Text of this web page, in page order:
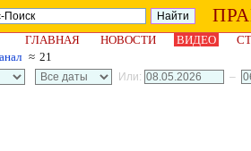
ГЛАВНАЯ НОВОСТИ ВИДЕО
≈ 21
Или: –